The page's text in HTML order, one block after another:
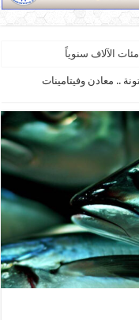
الآلاف سنوياً
.. معادن وفيتامينات